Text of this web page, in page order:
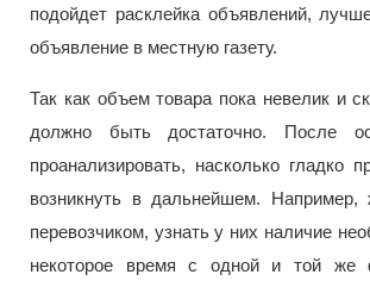
подойдет расклейка объявлений,
объявление в местную газету.
Так как объем товара пока невелик и
должно быть достаточно. После
проанализировать, насколько гладко
возникнуть в дальнейшем. Например,
перевозчиком, узнать у них наличие
некоторое время с одной и той же